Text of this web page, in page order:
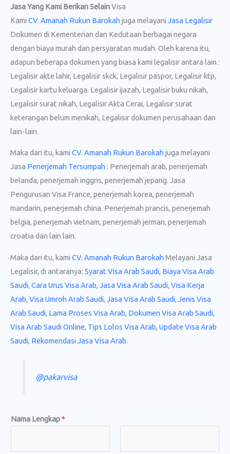
Jasa Yang Kami Berikan SelainVisa
Kami CV. Amanah Rukun Barokah juga melayani Jasa Legalisir
Dokumen di Kementerian dan Kedutaan berbagai negara
dengan biaya murah dan persyaratan mudah. Oleh karena itu,
adapun beberapa dokumen yang biasa kami legalisir antara lain :
Legalisir akte lahir, Legalisir skck, Legalisir paspor, Legalisir ktp,
Legalisir kartu keluarga. Legalisir ijazah, Legalisir buku nikah,
Legalisir surat nikah, Legalisir Akta Cerai, Legalisir surat
keterangan belum menikah, Legalisir dokumen perusahaan dan
lain-lain.
Maka dari itu, kami CV. Amanah Rukun Barokah juga melayani
Jasa Penerjemah Tersumpah : Penerjemah arab, penerjemah
belanda, penerjemah inggris, penerjemah jepang. Jasa
Pengurusan Visa France, penerjemah korea, penerjemah
mandarin, penerjemah china. Penerjemah prancis, penerjemah
belgia, penerjemah vietnam, penerjemah jerman, penerjemah
croatia dan lain lain.
Maka dari itu, kami CV. Amanah Rukun Barokah Melayani Jasa
Legalisir, di antaranya: Syarat Visa Arab Saudi, Biaya Visa Arab
Saudi, Cara Urus Visa Arab, Jasa Visa Arab Saudi, Visa Kerja
Arab, Visa Umroh Arab Saudi, Jasa Visa Arab Saudi, Jenis Visa
Arab Saudi, Lama Proses Visa Arab, Dokumen Visa Arab Saudi,
Visa Arab Saudi Online, Tips Lolos Visa Arab, Update Visa Arab
Saudi, Rekomendasi Jasa Visa Arab.
@pakarvisa
Nama Lengkap*